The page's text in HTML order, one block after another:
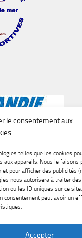
le consentement aux
telles que les cookies
aux appareils. Nous le faisons
et pour afficher des publicités
nous autorisera à traiter
ou les ID uniques sur ce
consentement peut avoir un
Accepter